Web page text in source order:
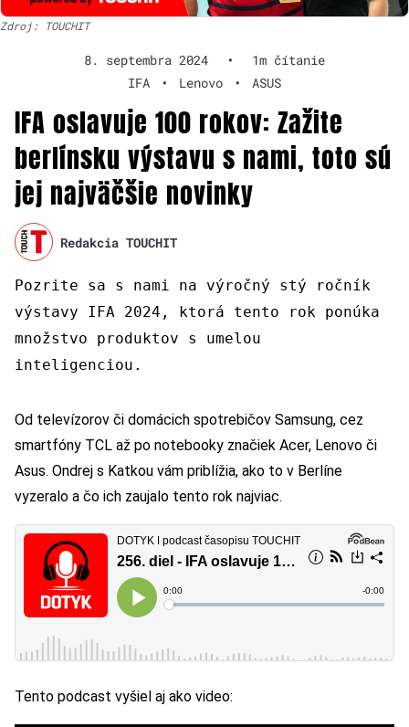
Zdroj: TOUCHIT
8. septembra 2024 •
1m čítanie
IFA
• Lenovo • ASUS
IFA oslavuje 100 rokov: Zažite
berlínsku výstavu s nami, toto sú
jej najväčšie novinky
Redakcia TOUCHIT
Pozrite sa s nami na výročný stý ročník
výstavy IFA 2024, ktorá tento rok ponúka
množstvo produktov s umelou
inteligenciou.
Od televízorov či domácich spotrebičov Samsung, cez
smartfóny TCL až po notebooky značiek Acer, Lenovo či
Asus. Ondrej s Katkou vám priblížia, ako to v Berlíne
vyzeralo a čo ich zaujalo tento rok najviac.
Tento podcast vyšiel aj ako video: